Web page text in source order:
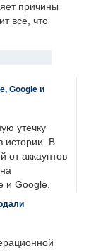
причины
все, что
Google и
утечку
истории. В
от аккаунтов
и Google.